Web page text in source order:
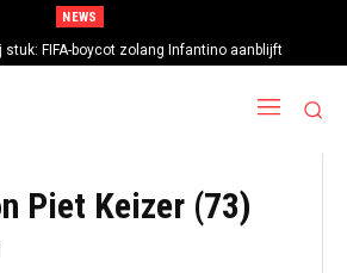
NEWS
stuk: FIFA-boycot zolang Infantino aanblijft
Piet Keizer (73)